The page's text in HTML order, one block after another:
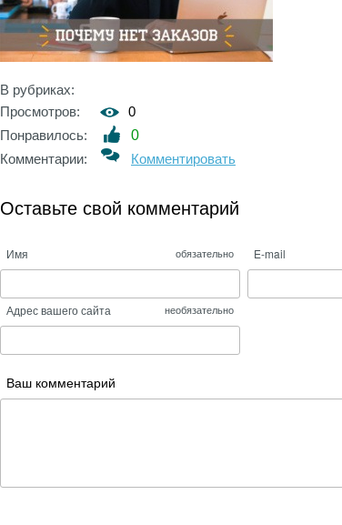
В рубриках:
Просмотров:
0
Понравилось:
0
Комментарии:
Комментировать
Оставьте свой комментарий
Имя обязательно E-mail
Адрес вашего сайта необязательно
Ваш комментарий